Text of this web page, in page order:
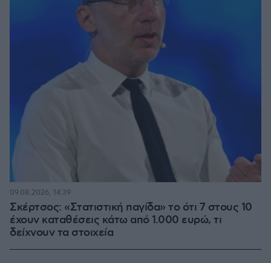
Σκέρτσος: «Στατιστική παγίδα» το ότι 7 στους 10
έχουν καταθέσεις κάτω από 1.000 ευρώ, τι
δείχνουν τα στοιχεία
09.08.2026, 14:39